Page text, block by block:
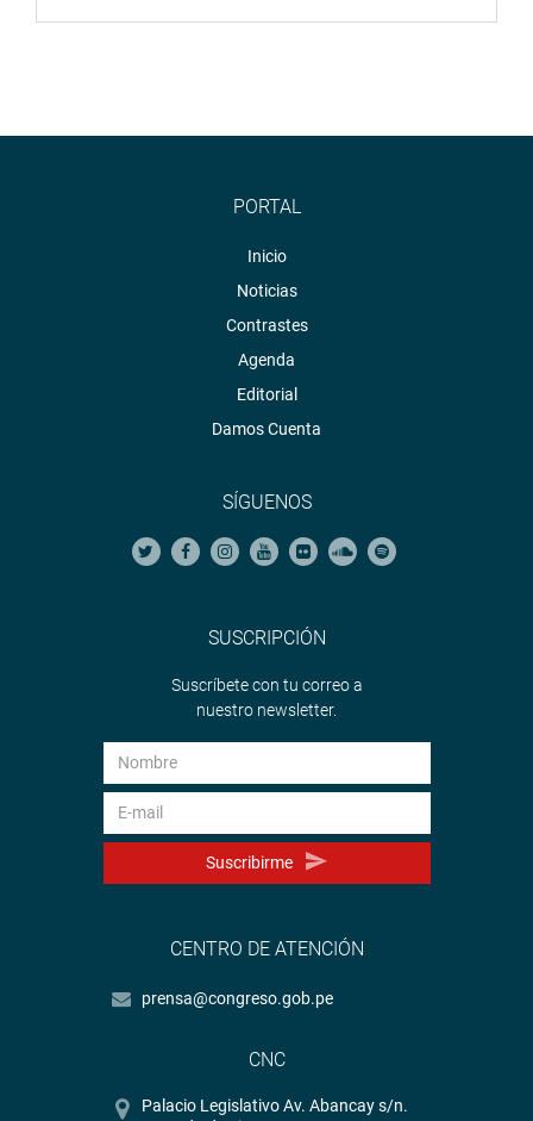
PORTAL
Inicio
Noticias
Contrastes
Agenda
Editorial
Damos Cuenta
SÍGUENOS
SUSCRIPCIÓN
Suscríbete con tu correo a
nuestro newsletter.
Suscribirme
CENTRO DE ATENCIÓN
prensa@congreso.gob.pe
CNC
Palacio Legislativo Av. Abancay s/n.